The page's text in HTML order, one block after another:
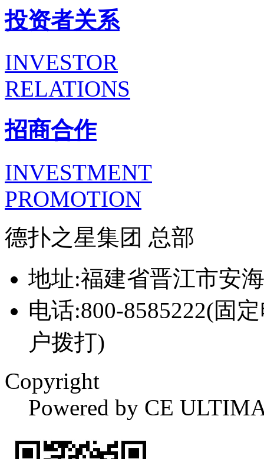
投资者关系
INVESTOR
RELATIONS
招商合作
INVESTMENT
PROMOTION
德扑之星集团 总部
地址:福建省晋江市安
电话:800-8585222(固
户拨打)
Copyright
Powered by CE